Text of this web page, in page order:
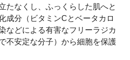
たなくし、ふっくらした肌へと
成分（ビタミンCとベータカロ
などによる有害なフリーラジカ
不安定な分子）から細胞を保護